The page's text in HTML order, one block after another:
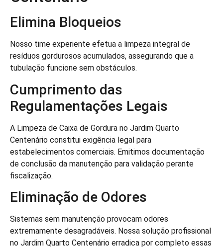
Elimina Bloqueios
Nosso time experiente efetua a limpeza integral de
resíduos gordurosos acumulados, assegurando que a
tubulação funcione sem obstáculos.
Cumprimento das
Regulamentações Legais
A Limpeza de Caixa de Gordura no Jardim Quarto
Centenário constitui exigência legal para
estabelecimentos comerciais. Emitimos documentação
de conclusão da manutenção para validação perante
fiscalização.
Eliminação de Odores
Sistemas sem manutenção provocam odores
extremamente desagradáveis. Nossa solução profissional
no Jardim Quarto Centenário erradica por completo essas